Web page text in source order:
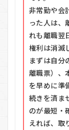
非常勤や会
った人は、
れも離職翌
権利は消滅
まずは自分
離職票）、
を早めに準
続きを済ま
のが最短・
えれば、取